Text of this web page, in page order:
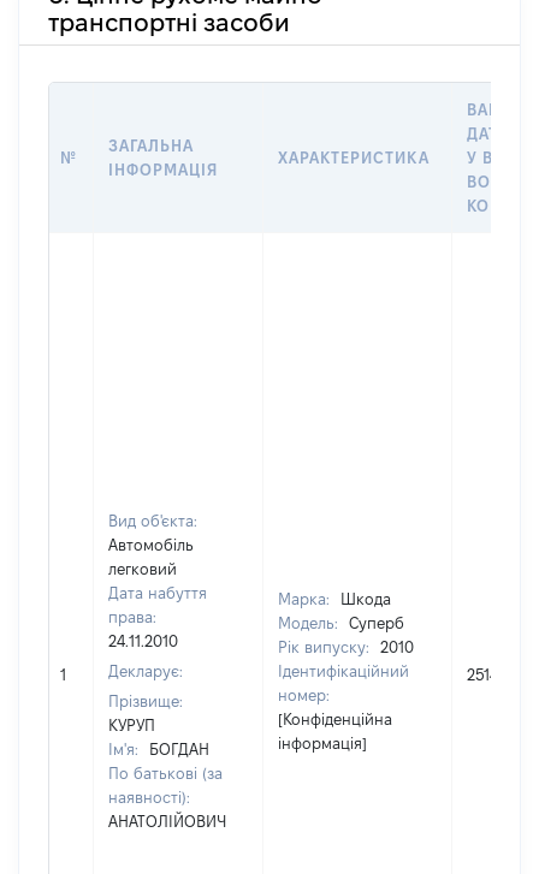
транспортні засоби
№
ЗАГАЛЬНА
ІНФОРМАЦІЯ
ХАРАКТЕРИСТИКА
ДАТУ
У
1
Вид об'єкта:
Автомобіль
легковий
Дата набуття
права:
24.11.2010
Декларує:
Прізвище:
КУРУП
Ім'я:
БОГДАН
По батькові (за
наявності):
АНАТОЛІЙОВИЧ
Марка:
Шкода
Модель:
Суперб
Рік випуску:
2010
Ідентифікаційний
номер:
[Конфіденційна
інформація]
251450